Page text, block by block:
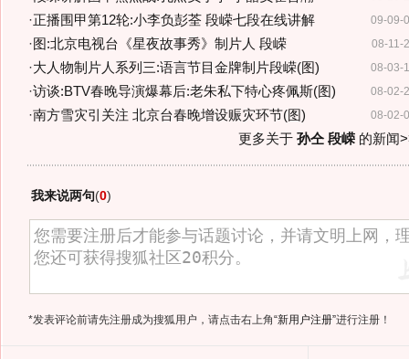
09-09-
·正播围甲第12轮:小李负彭荃 段嵘七段在线讲解
08-11-
· 图:北京电视台《星夜故事秀》制片人 段嵘
08-03-
·大人物制片人系列三:语言节目金牌制片段嵘(图)
08-02-
·访谈:BTV春晚导演爆幕后:老朱私下特心疼佩斯(图)
08-02-
·南方雪灾引关注 北京台春晚增设赈灾环节(图)
更多关于 孙仝 段嵘的新闻
我来说两句(0)
*发表评论前请先注册成为搜狐用户，请点击右上角“新用户注册”进行注册！